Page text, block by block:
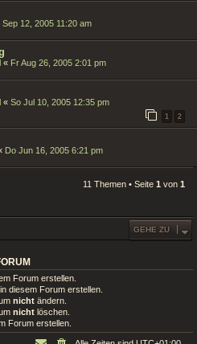
Sep 12, 2005 11:20 am
« Fr Aug 26, 2005 2:01 pm
« So Jul 10, 2005 12:35 pm
1 2
Do Jun 16, 2005 6:21 pm
11 Themen • Seite 1 von 1
GEHE ZU
Forum erstellen.
diesem Forum erstellen.
nicht ändern.
nicht löschen.
Forum erstellen.